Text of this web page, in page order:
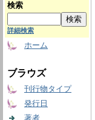
検索
詳細検索
ホーム
ブラウズ
刊行物タイプ
発行日
著者